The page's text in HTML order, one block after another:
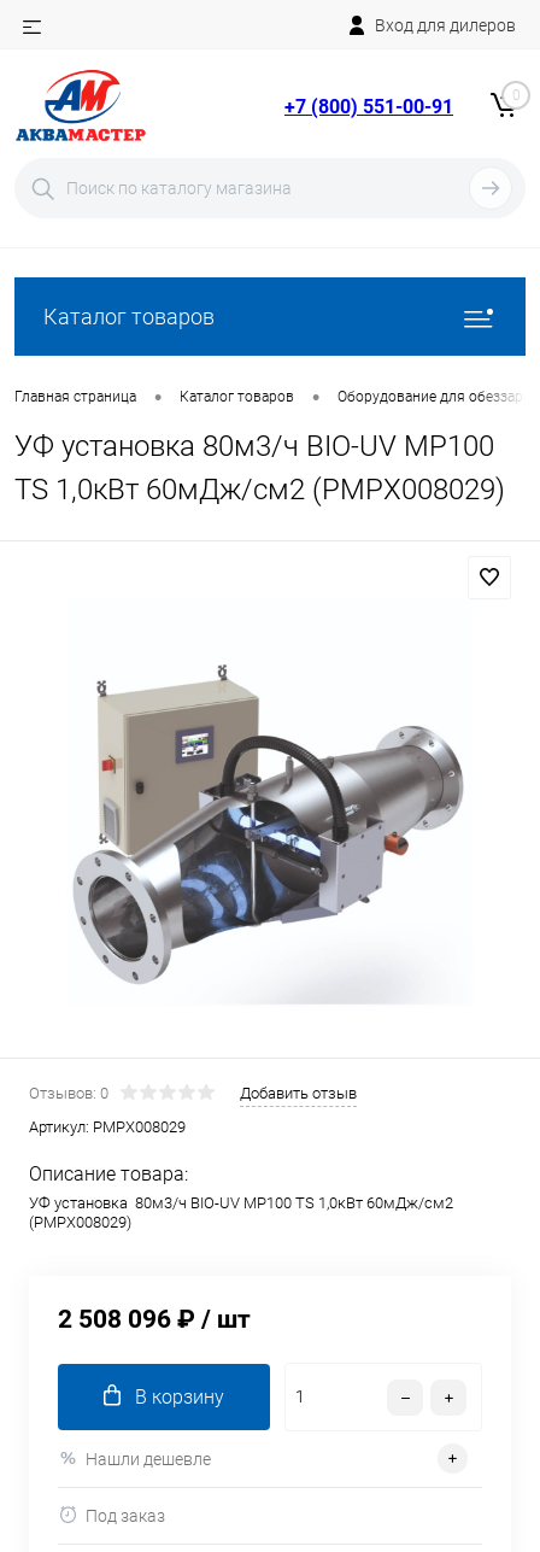
Вход для дилеров
+7 (800) 551-00-91 0
Каталог товаров
Главная страница • Каталог товаров • Оборудование для
УФ установка 80м3/ч BIO-UV MP100
TS 1,0кВт 60мДж/см2 (PMPX008029)
Отзывов: 0
Добавить отзыв
Артикул: PMPX008029
Описание товара:
УФ установка 80м3/ч BIO-UV MP100 TS 1,0кВт 60мДж/см2
(PMPX008029)
2 508 096 ₽ / шт
В корзину
Нашли дешевле
Под заказ